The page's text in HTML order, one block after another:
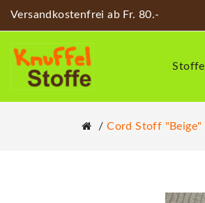
Versandkostenfrei ab Fr. 80.-
Stoffe
Cord Stoff "beige"